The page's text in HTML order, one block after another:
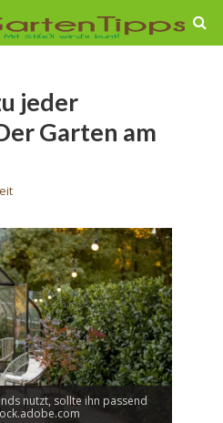
jeder
Garten am
nutzt, sollte ihn passend